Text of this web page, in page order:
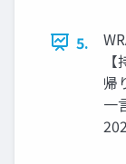
5.
帰
一